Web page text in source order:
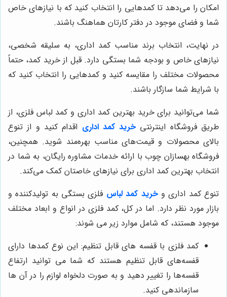
امکان را می‌دهد تا کمدهایی را انتخاب کنید که با نیازهای خاص
شما و فضای موجود در دفتر کارتان هماهنگ باشند.
در نهایت، انتخاب برند مناسب کمد اداری، به سلیقه شخصی،
نیازهای خاص و بودجه شما بستگی دارد. قبل از خرید کمد، حتماً
محصولات مختلف را مقایسه کنید و کمدهایی را انتخاب کنید که
با شرایط شما سازگار باشند.
شما می‌توانید برای خرید بهترین کمد اداری و کمد لباس فلزی، از
طریق فروشگاه اینترنتی خرید کمد اداری اقدام کنید و از تنوع
بالای محصولات و قیمت‌های مناسب بهره‌مند شوید. همچنین،
فروشگاه بهسازان چوب با ارائه خدمات مشاوره رایگان، به شما در
انتخاب بهترین کمد اداری برای نیازهای خاصتان کمک می‌کند.
تنوع کمد اداری وخرید کمد لباس فلزی بستگی به تولیدکننده و
بازار مورد نظر دارد. اما در کل، کمد فلزی در انواع و ابعاد مختلف
موجود هستند، که شامل موارد زیر می شوند:
کمد فلزی با قفسه‌ های قابل تنظیم: این نوع کمدها دارای
قفسه‌های قابل تنظیم هستند که شما می توانید ارتفاع
قفسه‌ها را تغییر دهید و به صورت دلخواه لوازم را در آن ‌ها
سازماندهی کنید.